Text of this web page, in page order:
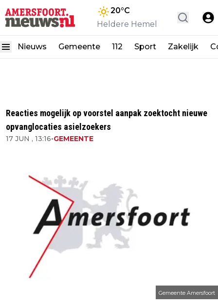
20°C
Heldere Hemel
Nieuws Gemeente 112 Sport Zakelijk
Reacties mogelijk op voorstel aanpak zoektocht nieuwe
opvanglocaties asielzoekers
17 JUN , 13:16•GEMEENTE
Gemeente Amersfoort